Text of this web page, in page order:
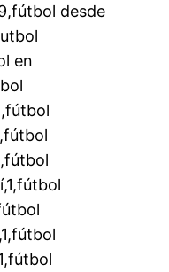
desde
en